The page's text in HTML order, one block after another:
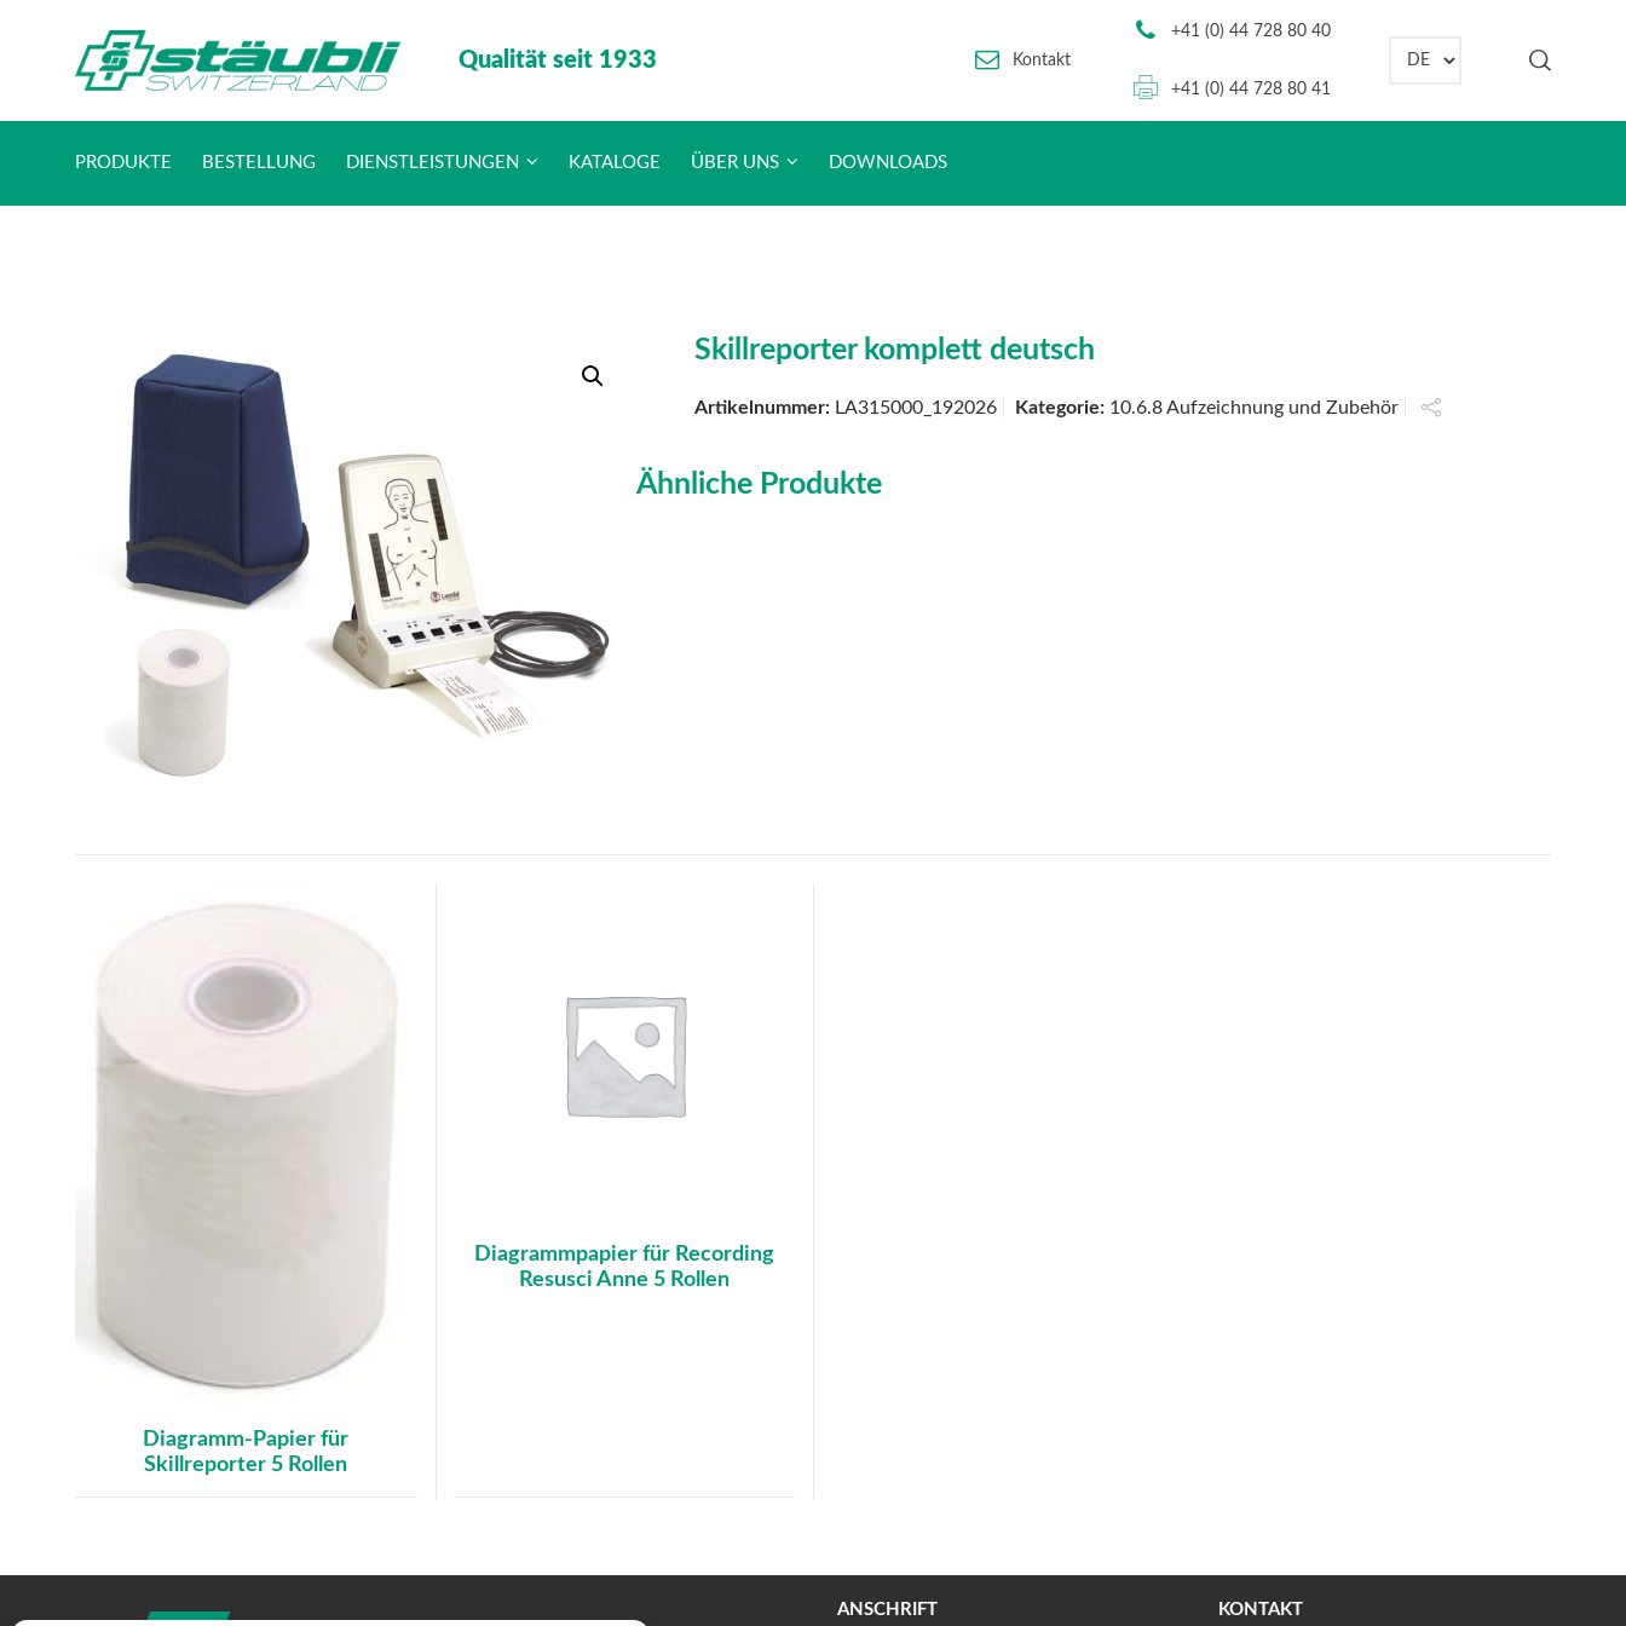
Qualität seit 1933 Kontakt
+41 (0) 44 728 80 40
+41 (0) 44 728 80 41
Sprache auswählen
PRODUKTE BESTELLUNG DIENSTLEISTUNGEN KATALOGE ÜBER UNS DOWNLOADS
Skillreporter komplett deutsch
Artikelnummer: LA315000_192026 Kategorie: 10.6.8 Aufzeichnung und Zubehör
Ähnliche Produkte
Diagramm-Papier für
Skillreporter 5 Rollen
Diagrammpapier für Recording
Resusci Anne 5 Rollen
ANSCHRIFT KONTAKT